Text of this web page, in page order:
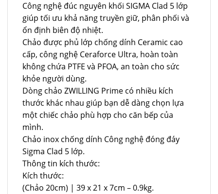
Công nghệ đúc nguyên khối SIGMA Clad 5 lớp
giúp tối ưu khả năng truyền giữ, phân phối và
ổn định biên độ nhiệt.
Chảo được phủ lớp chống dính Ceramic cao
cấp, công nghệ Ceraforce Ultra, hoàn toàn
không chứa PTFE và PFOA, an toàn cho sức
khỏe người dùng.
Dòng chảo ZWILLING Prime có nhiều kích
thước khác nhau giúp bạn dễ dàng chọn lựa
một chiếc chảo phù hợp cho căn bếp của
mình.
Chảo inox chống dính Công nghệ đóng đáy
Sigma Clad 5 lớp.
Thông tin kích thước:
Kích thước:
(Chảo 20cm) | 39 x 21 x 7cm – 0.9kg.